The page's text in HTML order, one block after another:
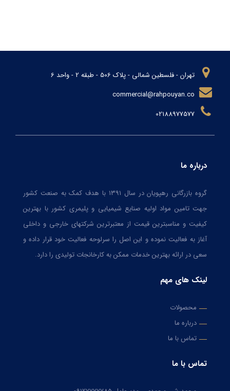
تهران - فلسطین شمالی - پلاک 506 - طبقه 2 - واحد 6
درباره ما
گروه بازرگانی رهپویان در سال ۱۳۹۱ با هدف کمک به صنعت کشور
جهت تامین مواد اولیه صنایع شیمیایی و پلیمری کشور با بهترین
کیفیت و مناسبترین قیمت از معتبرترین شرکتهای خارجی و داخلی
آغاز به فعالیت نموده و این اصل را سرلوحه فعالیت خود قرار داده و
سعی در ارائه بهترین خدمات ممکن به کارخانجات تولیدی را دارد.
لینک های مهم
محصولات
درباره ما
تماس با ما
تماس با ما